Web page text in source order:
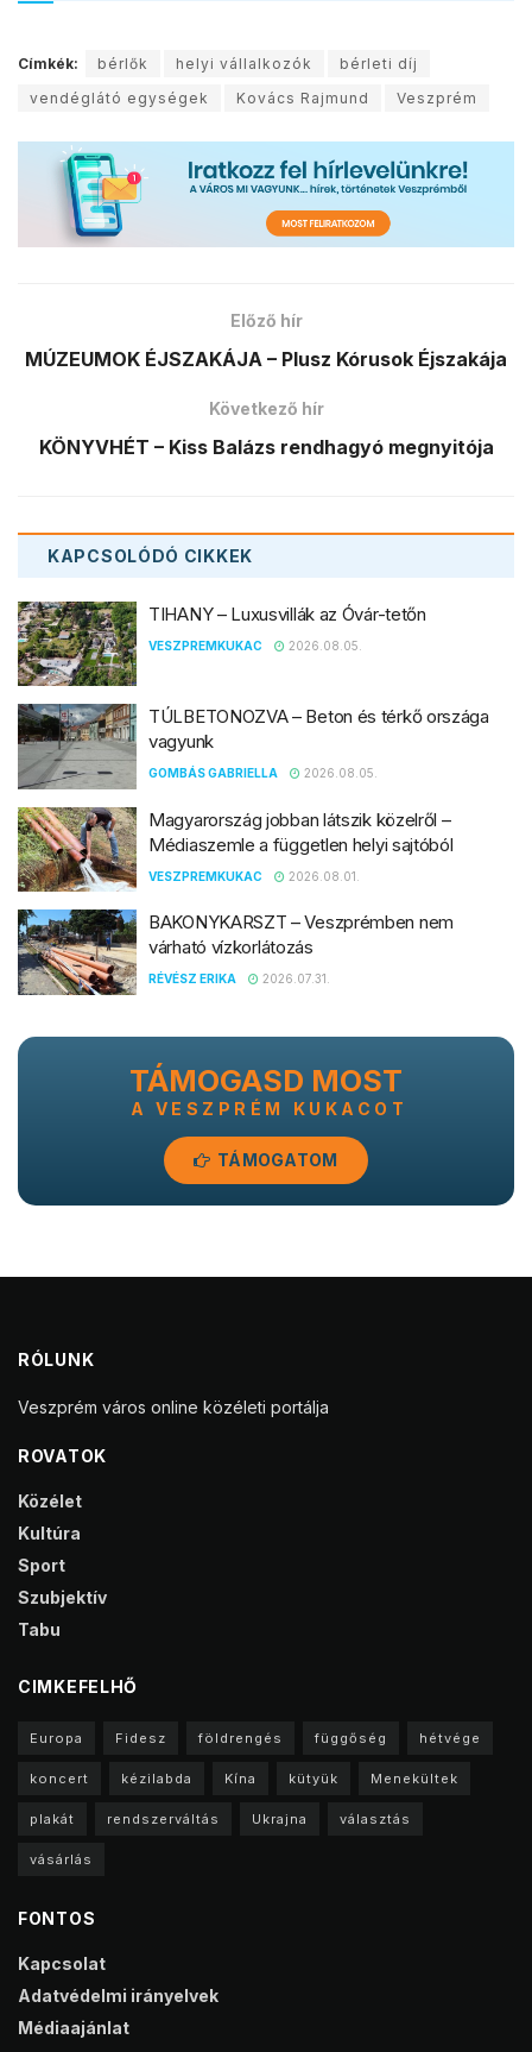
Címkék: bérlők helyi vállalkozók
bérleti díj
vendéglátó egységek
Kovács Rajmund Veszprém
Előző hír
MÚZEUMOK ÉJSZAKÁJA – Plusz Kórusok Éjszakája
Következő hír
KÖNYVHÉT – Kiss Balázs rendhagyó megnyitója
KAPCSOLÓDÓ CIKKEK
TIHANY – Luxusvillák az Óvár-tetőn
VESZPREMKUKAC 2026.08.05.
TÚLBETONOZVA – Beton és térkő országa
vagyunk
GOMBÁS GABRIELLA 2026.08.05.
Magyarország jobban látszik közelről –
Médiaszemle a független helyi sajtóból
VESZPREMKUKAC 2026.08.01.
BAKONYKARSZT – Veszprémben nem
várható vízkorlátozás
RÉVÉSZ ERIKA 2026.07.31.
TÁMOGASD MOST
A VESZPRÉM KUKACOT
TÁMOGATOM
RÓLUNK
Veszprém város online közéleti portálja
ROVATOK
Közélet
Kultúra
Sport
Szubjektív
Tabu
CIMKEFELHŐ
Europa Fidesz földrengés függőség hétvége
koncert kézilabda Kína kütyük Menekültek
plakát rendszerváltás Ukrajna választás
vásárlás
FONTOS
Kapcsolat
Adatvédelmi irányelvek
Médiaajánlat